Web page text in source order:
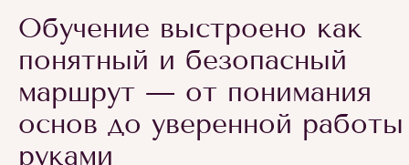
Обучение выстроено как
понятный и безопасный
маршрут — от понимания
основ до уверенной работы
руками